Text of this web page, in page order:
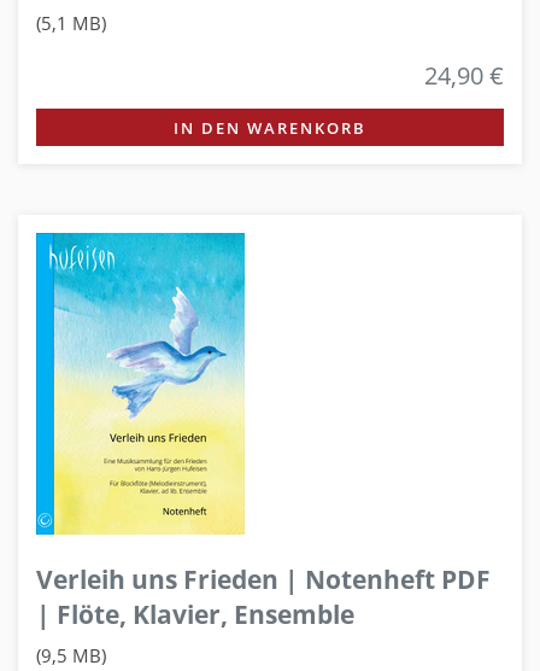
(5,1 MB)
24,90 €
IN DEN WARENKORB
Verleih uns Frieden | Notenheft PDF
| Flöte, Klavier, Ensemble
(9,5 MB)